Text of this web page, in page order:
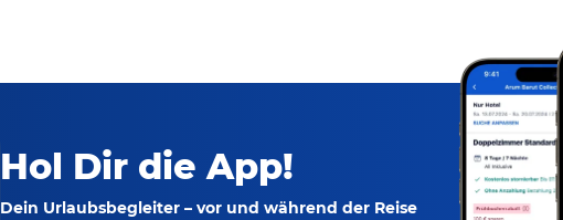
Hol Dir die App!
Dein Urlaubsbegleiter – vor und während der Reise